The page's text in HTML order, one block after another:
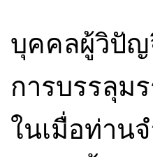
บุคคลผู้วิปั
การบรรลุม
ในเมื่อท่าน